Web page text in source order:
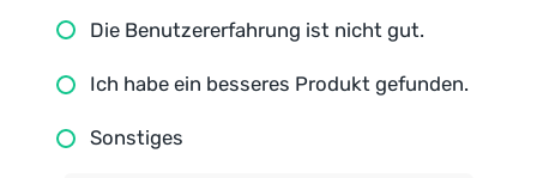
Die Benutzererfahrung ist nicht gut.
Ich habe ein besseres Produkt gefunden.
Sonstiges